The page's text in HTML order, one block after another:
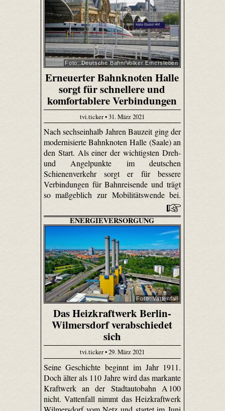
Foto: Deutsche Bahn/Volker Emersleben
Erneuerter Bahnknoten Halle
sorgt für schnellere und
komfortablere Verbindungen
tvi.ticker • 31. März 2021
Nach sechseinhalb Jahren Bauzeit ging der
modernisierte Bahnknoten Halle (Saale) an
den Start. Als einer der wichtigsten Dreh-
und Angelpunkte im deutschen
Schienenverkehr sorgt er für bessere
Verbindungen für Bahnreisende und trägt
so maßgeblich zur Mobilitätswende bei.
ENERGIEVERSORGUNG
Foto: Vattenfall
Das Heizkraftwerk Berlin-
Wilmersdorf verabschiedet
sich
tvi.ticker • 29. März 2021
Seine Geschichte beginnt im Jahr 1911.
Doch älter als 110 Jahre wird das markante
Kraftwerk an der Stadtautobahn A 100
nicht. Vattenfall nimmt das Heizkraftwerk